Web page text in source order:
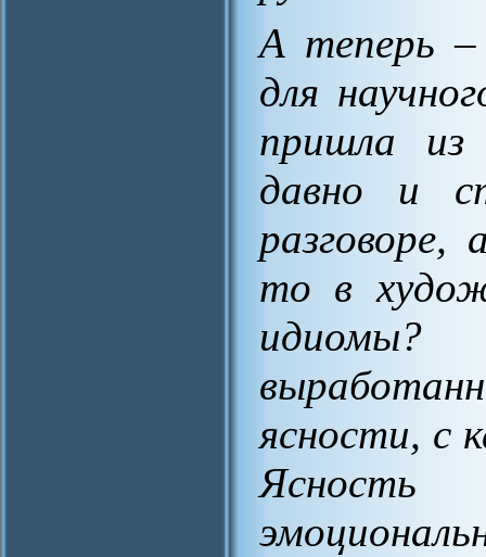
А теперь –
для
пришла из
давно и
разговоре,
то в
идиомы?
ясности, с